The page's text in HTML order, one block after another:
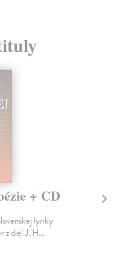
+ CD
lyriky
z diel J. H...